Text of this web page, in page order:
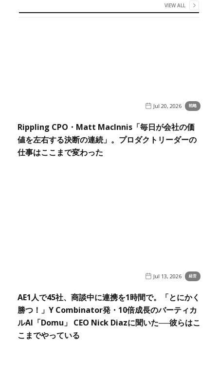
VIEW ALL
Jul 20, 2026 戦略
Rippling CPO・Matt MacInnis「毎日が会社の価
値を左右する決断の連続」。プロダクトリーダーの
仕事はここまで変わった
Jul 13, 2026 経営
AE1人で45社、商談中に連携を1時間で。「とにかく
勝つ！」Y Combinator発・10倍成長のバーティカ
ルAI「Domu」 CEO Nick Diazに聞いた──彼らはこ
こまでやっている